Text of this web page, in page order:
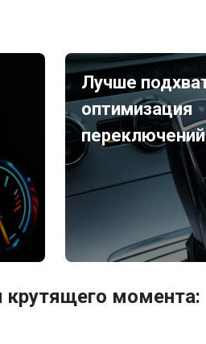
Лучше
оптимизация
крутящего момента: